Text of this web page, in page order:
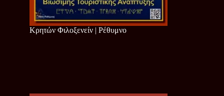
Κρητών Φιλοξενείν | Ρέθυμνο